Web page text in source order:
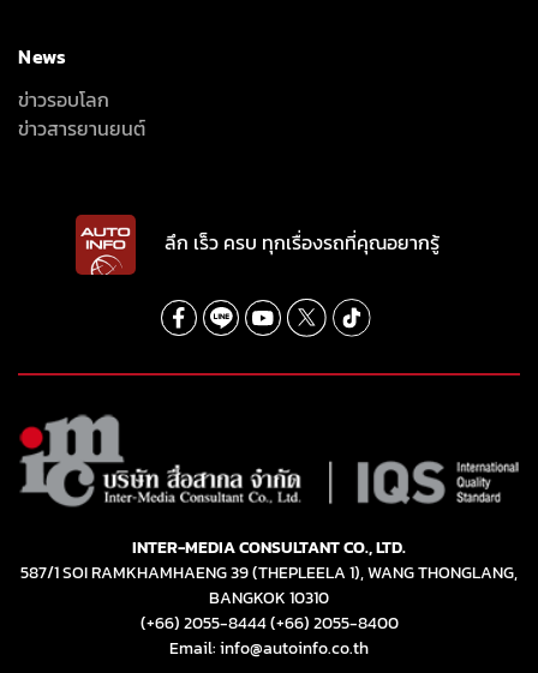
News
ข่าวรอบโลก
ข่าวสารยานยนต์
ลึก เร็ว ครบ ทุกเรื่องรถที่คุณอยากรู้
INTER-MEDIA CONSULTANT CO., LTD.
587/1 SOI RAMKHAMHAENG 39 (THEPLEELA 1), WANG THONGLANG,
BANGKOK 10310
(+66) 2055-8444(+66) 2055-8400
Email: info@autoinfo.co.th